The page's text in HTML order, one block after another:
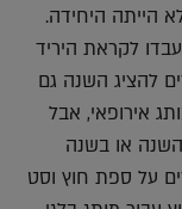
הייתה היחידה.
לקראת היריד
להציג השנה גם
אירופאי, אבל
השנה או בשנה
על ספת חוץ וסט